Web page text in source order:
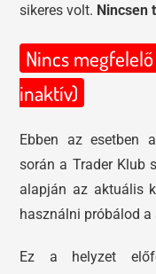
sikeres volt. Nincsen
Nincs
inaktív)
Ebben az esetben
során a Trader Klub
alapján az aktuális
használni próbálod
Ez a helyzet